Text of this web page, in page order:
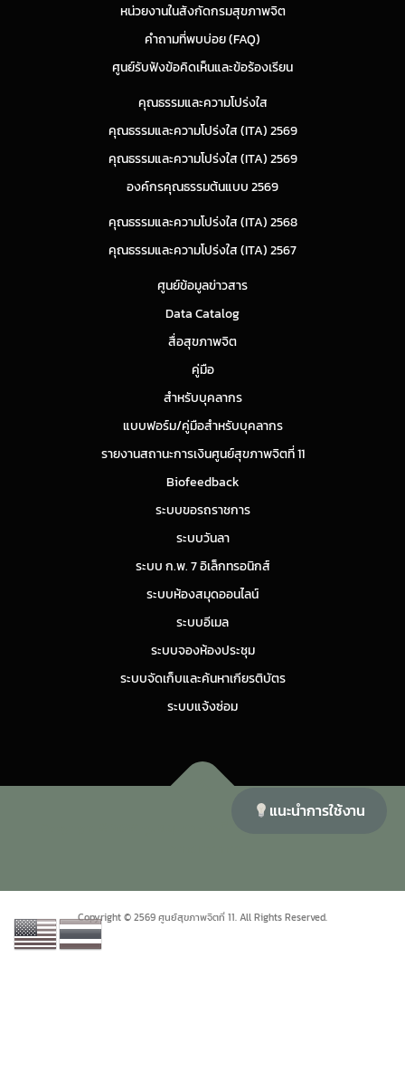
หน่วยงานในสังกัดกรมสุขภาพจิต
คำถามที่พบบ่อย (FAQ)
ศูนย์รับฟังข้อคิดเห็นและข้อร้องเรียน
คุณธรรมและความโปร่งใส
คุณธรรมและความโปร่งใส (ITA) 2569
คุณธรรมและความโปร่งใส (ITA) 2569
องค์กรคุณธรรมต้นแบบ 2569
คุณธรรมและความโปร่งใส (ITA) 2568
คุณธรรมและความโปร่งใส (ITA) 2567
ศูนย์ข้อมูลข่าวสาร
Data Catalog
สื่อสุขภาพจิต
คู่มือ
สำหรับบุคลากร
แบบฟอร์ม/คู่มือสำหรับบุคลากร
รายงานสถานะการเงินศูนย์สุขภาพจิตที่ 11
Biofeedback
ระบบขอรถราชการ
ระบบวันลา
ระบบ ก.พ. 7 อิเล็กทรอนิกส์
ระบบห้องสมุดออนไลน์
ระบบอีเมล
ระบบจองห้องประชุม
ระบบจัดเก็บและค้นหาเกียรติบัตร
ระบบแจ้งซ่อม
Copyright © 2569 ศูนย์สุขภาพจิตที่ 11. All Rights Reserved.
แนะนำการใช้งาน